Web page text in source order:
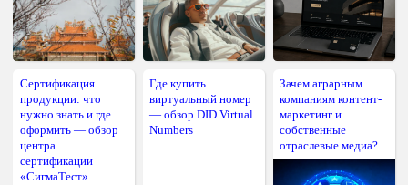
Сертификация
продукции: что
нужно знать и где
оформить — обзор
центра
сертификации
«СигмаТест»
Где купить
виртуальный номер
— обзор DID Virtual
Numbers
Зачем аграрным
компаниям контент-
маркетинг и
собственные
отраслевые медиа?